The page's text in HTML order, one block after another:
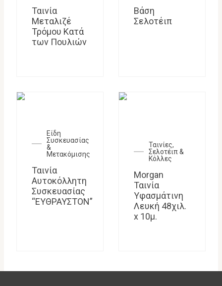
Ταινία
Μεταλιζέ
Τρόμου Κατά
των Πουλιών
Βάση
Σελοτέιπ
Είδη
Συσκευασίας
&
Μετακόμισης
Ταινία
Αυτοκόλλητη
Συσκευασίας
“ΕΥΘΡΑΥΣΤΟΝ”
Ταινίες,
Σελοτέιπ &
Κόλλες
Morgan
Ταινία
Υφασμάτινη
Λευκή 48χιλ.
x 10μ.